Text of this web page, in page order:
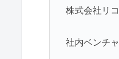
株式会社リ
社内ベンチ